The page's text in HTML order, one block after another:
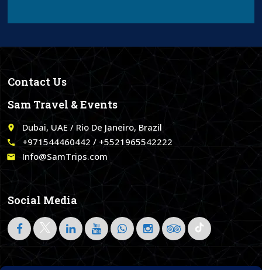
Contact Us
Sam Travel & Events
place Dubai, UAE / Rio De Janeiro, Brazil
call +971544460442 / +5521965542222
email Info@SamTrips.com
Social Media